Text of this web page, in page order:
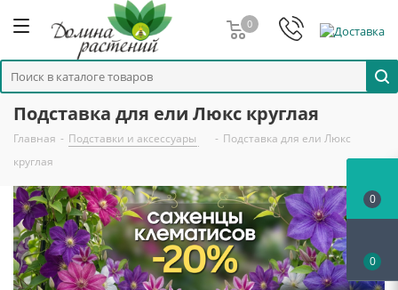
0
Подставка для ели Люкс круглая
Главная - Подставки и аксессуары - Подставка для ели Люкс
круглая
0
0